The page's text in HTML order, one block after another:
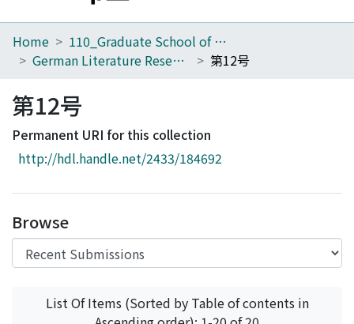
Home
Browse
Download Ranking
Access Statistics
Home
110_Graduate School of Human and Environmental Studies
German Literature Research
第12号
第12号
Permanent URI for this collection
http://hdl.handle.net/2433/184692
Browse
List Of Items (Sorted by Table of contents in